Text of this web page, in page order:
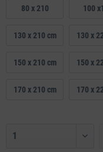
80 x 210 100
130 x 210 cm 130 x
150 x 210 cm 150 x
170 x 210 cm 170 x